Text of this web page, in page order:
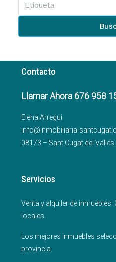
Etiqueta
Contacto
Llamar Ahora 676 958
Elena Arregui
info@inmobiliaria-
08173 – Sant Cugat del Vallés
Servicios
Venta y alquiler de
locales.
Los mejores inmuebles
provincia.